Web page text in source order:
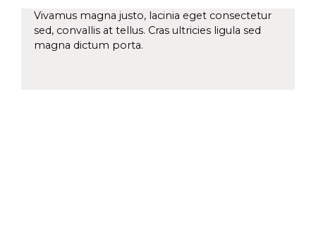
Vivamus magna justo, lacinia eget consectetur
sed, convallis at tellus. Cras ultricies ligula sed
magna dictum porta.